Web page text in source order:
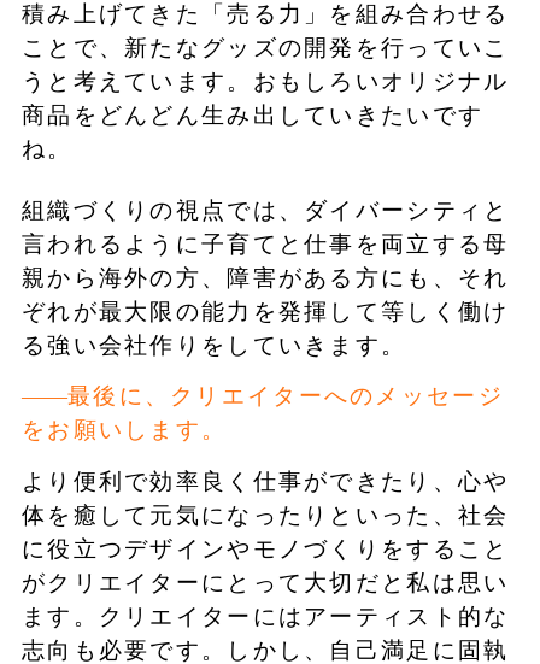
積み上げてきた「売る力」を組み合わせる
ことで、新たなグッズの開発を行っていこ
うと考えています。おもしろいオリジナル
商品をどんどん生み出していきたいです
ね。
組織づくりの視点では、ダイバーシティと
言われるように子育てと仕事を両立する母
親から海外の方、障害がある方にも、それ
ぞれが最大限の能力を発揮して等しく働け
る強い会社作りをしていきます。
最後に、クリエイターへのメッセージ
をお願いします。
より便利で効率良く仕事ができたり、心や
体を癒して元気になったりといった、社会
に役立つデザインやモノづくりをすること
がクリエイターにとって大切だと私は思い
ます。クリエイターにはアーティスト的な
志向も必要です。しかし、自己満足に固執